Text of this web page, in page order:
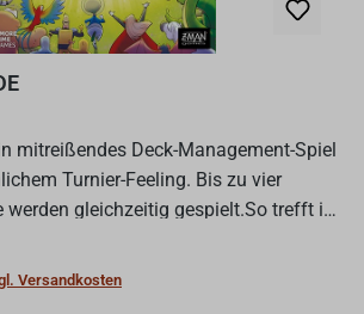
mitreißendes Deck-Management-Spiel
Turnier-Feeling. Bis zu vier
werden gleichzeitig gespielt.So trefft ihr
anderes Gegenüber. Wählt au...
Versandkosten